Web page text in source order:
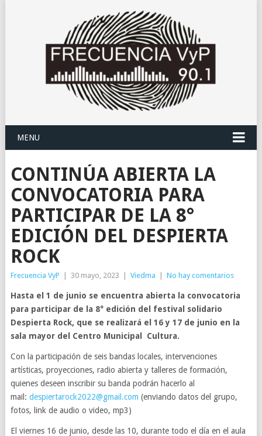
MENU
CONTINÚA ABIERTA LA
CONVOCATORIA PARA
PARTICIPAR DE LA 8°
EDICIÓN DEL DESPIERTA
ROCK
Frecuencia VyP 30 mayo, 2023 Viedma No hay comentarios
Hasta el 1 de junio se encuentra abierta la convocatoria
para participar de la 8° edición del festival solidario
Despierta Rock, que se realizará el 16 y 17 de junio en la
sala mayor del Centro Municipal Cultura.
Con la participación de seis bandas locales, intervenciones
artísticas, proyecciones, radio abierta y talleres de formación,
quienes deseen inscribir su banda podrán hacerlo al
mail: despiertarock2022@gmail.com (enviando datos del grupo,
fotos, link de audio o video, mp3)
El viernes 16 de junio, desde las 10, durante todo el día en el aula